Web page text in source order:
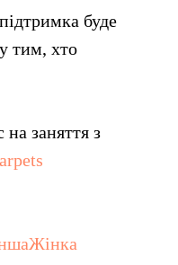
буде
тим, хто
заняття з